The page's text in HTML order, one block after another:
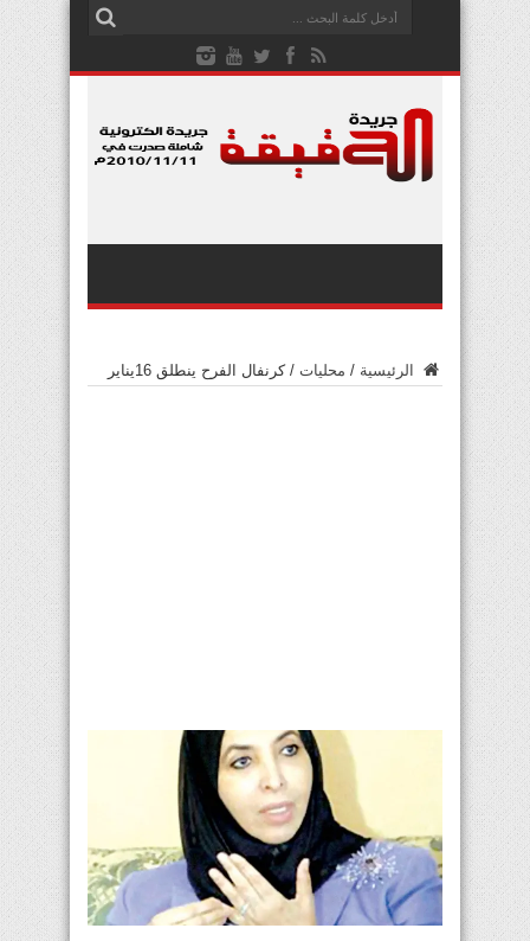
الرئيسية / محليات / كرنفال الفرح ينطلق 16يناير